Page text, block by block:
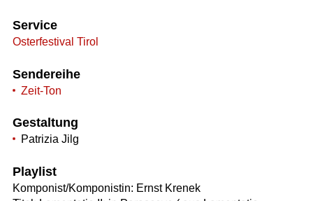
Service
Osterfestival Tirol
Sendereihe
Zeit-Ton
Gestaltung
Patrizia Jilg
Playlist
Komponist/Komponistin: Ernst Krenek